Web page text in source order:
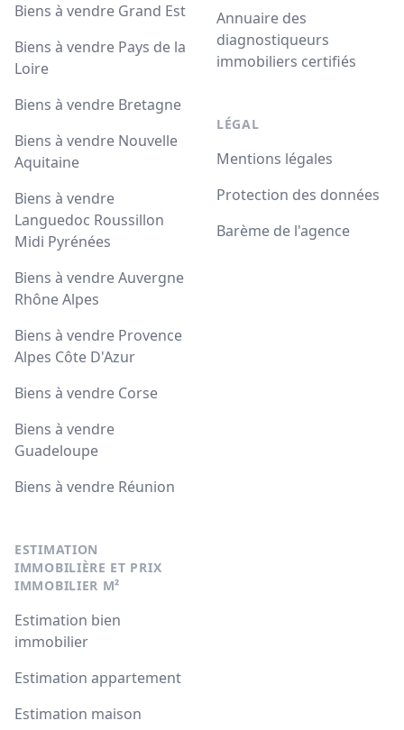
Biens à vendre Grand Est
Biens à vendre Pays de la
Loire
Biens à vendre Bretagne
Biens à vendre Nouvelle
Aquitaine
Biens à vendre
Languedoc Roussillon
Midi Pyrénées
Biens à vendre Auvergne
Rhône Alpes
Biens à vendre Provence
Alpes Côte D'Azur
Biens à vendre Corse
Biens à vendre
Guadeloupe
Biens à vendre Réunion
ESTIMATION
IMMOBILIÈRE ET PRIX
IMMOBILIER M²
Estimation bien
immobilier
Estimation appartement
Estimation maison
Annuaire des
diagnostiqueurs
immobiliers certifiés
LÉGAL
Mentions légales
Protection des données
Barème de l'agence